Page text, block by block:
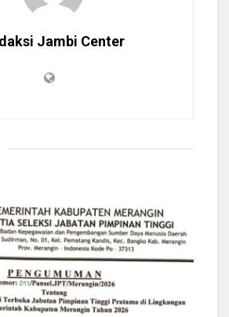
Jambi Center